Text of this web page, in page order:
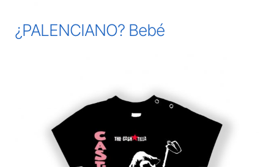
¿PALENCIANO? Bebé